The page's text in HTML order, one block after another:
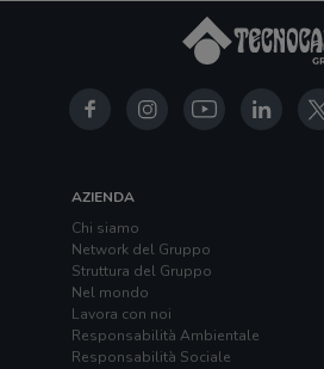
AZIENDA
Chi siamo
Network del Gruppo
Struttura del Gruppo
Nel mondo
Lavora con noi
Responsabilità Ambientale
Responsabilità Sociale